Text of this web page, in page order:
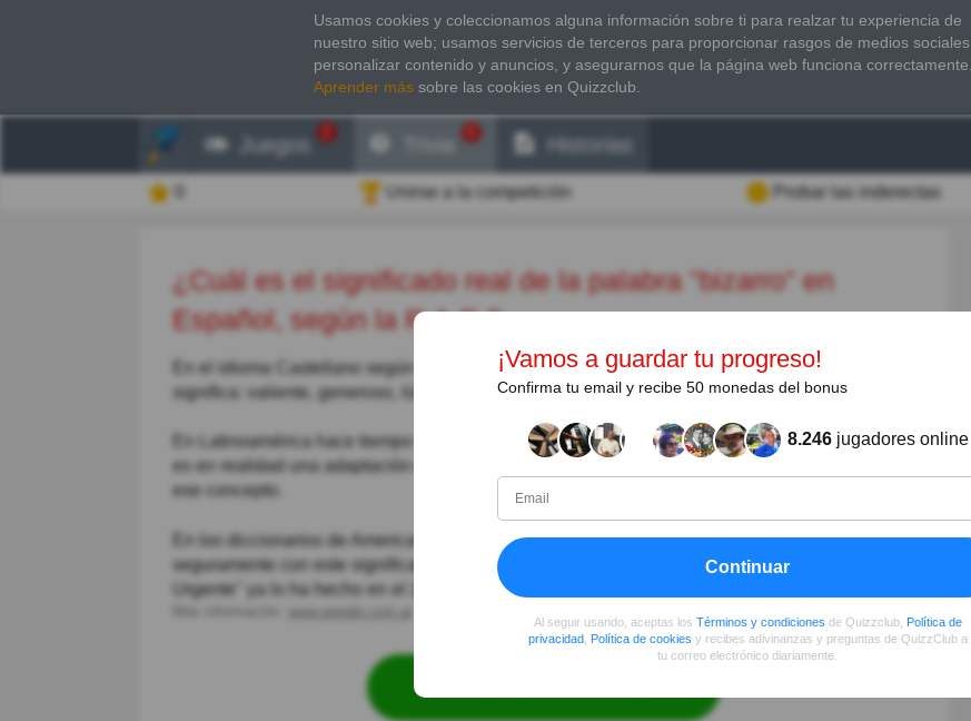
Usamos cookies y coleccionamos alguna información sobre ti para realzar tu experiencia de
nuestro sitio web; usamos servicios de terceros para proporcionar rasgos de medios sociales,
personalizar contenido y anuncios, y asegurarnos que la página web funciona correctamente.
Aprender más sobre las cookies en Quizzclub.
Juegos
2
Trivia Historias
Unirse a la competición Probar las inderectas
¿Cuál es el significado real de la palabra "bizarro" en
Español, según la R.A.E.?
En el idioma Castellano según la RAE, es un adjetivo derivado del Italiano (iracundo) y
significa: valiente, generoso, lúcido y espléndido.
En Latinoamérica hace tiempo que se incorporó con el sentido de "raro" "extraño", pero ésta
es en realidad una adaptación de la palabra "bizarre" del inglés y el francés donde sí tiene
ese concepto.
En los diccionarios de Americanismos ya está incluida esta acepción y la RAE lo incorporará
seguramente con este significado en las próximas revisiones. La "Fundación del Español
Urgente" ya lo ha hecho en el 2017.
www.google.com.ar
¡Vamos a guardar tu progreso!
Confirma tu email y recibe 50 monedas del bonus
8.246 jugadores online
Continuar
Al seguir usando, aceptas los Términos y condiciones de Quizzclub, Política de
privacidad, Política de cookies y recibes adivinanzas y preguntas de QuizzClub a
tu correo electrónico diariamente.